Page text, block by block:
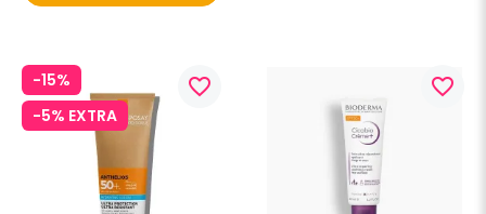
-15%
-5% EXTRA
favorite_border favorite_border